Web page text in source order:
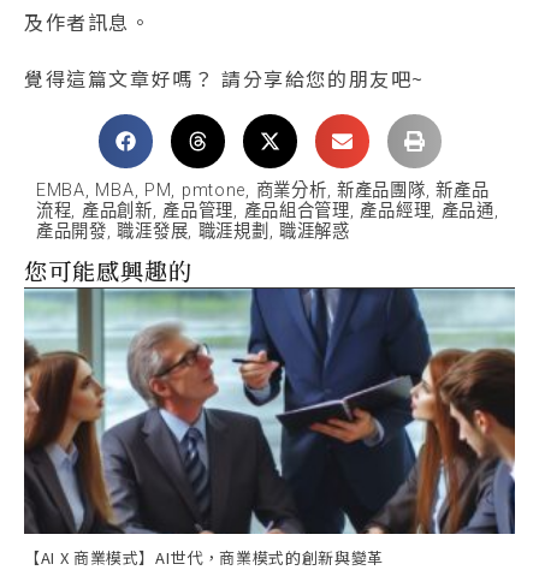
及作者訊息。
覺得這篇文章好嗎？ 請分享給您的朋友吧~
EMBA, MBA, PM, pmtone, 商業分析, 新產品團隊,新產品
流程, 產品創新, 產品管理, 產品組合管理, 產品經理, 產品通,
產品開發,職涯發展, 職涯規劃 ,職涯解惑
您可能感興趣的
【AI X 商業模式】AI世代，商業模式的創新與變革